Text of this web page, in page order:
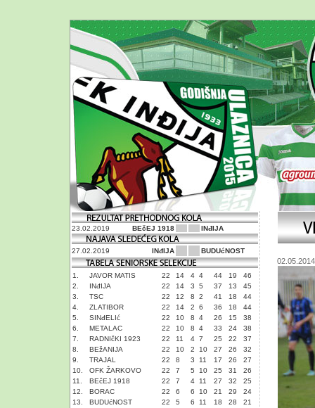
23.02.2019 BEčEJ 1918 INđIJA
27.02.2019 INđIJA BUDUćNOST
1. JAVOR MATIS 22 14 4 4 44 19
46
2.
INđIJA 22 14 3 5 37 13
45
3.
TSC 22 12 8 2 41 18
44
4.
ZLATIBOR 22 14 2 6 36 18
44
5.
SINđELIć 22 10 8 4 26 15
38
6.
METALAC 22 10 8 4 33 24
38
7.
RADNIčKI 1923 22 11 4 7 25 22
37
8.
BEžANIJA 22 10 2 10 27 26
32
9.
TRAJAL 22 8 3 11 17 26
27
10.
OFK ŽARKOVO 22 7 5 10 25 31
26
11.
BEčEJ 1918 22 7 4 11 27 32
25
12.
BORAC 22 6 6 10 21 29
24
13.
BUDUćNOST 22 5 6 11 18 28
21
02.05.2014